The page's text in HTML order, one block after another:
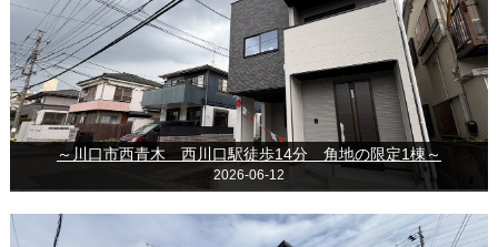
～川口市西青木 西川口駅徒歩14分 角地の限定1棟～
2026-06-12